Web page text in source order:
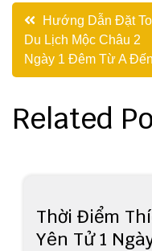
Điều
hướng
bài
viết
Hướng Dẫn Đặt
Du Lịch Mộc Châu 2
Ngày 1 Đêm Từ A
Related
Thời Điểm
Yên Tử 1